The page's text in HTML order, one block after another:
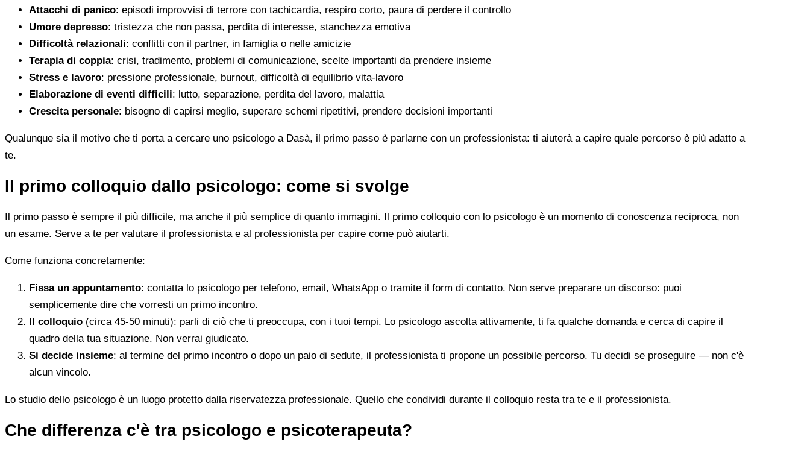
Attacchi di panico: episodi improvvisi di terrore con tachicardia, respiro corto, paura di perdere il controllo
Umore depresso: tristezza che non passa, perdita di interesse, stanchezza emotiva
Difficoltà relazionali: conflitti con il partner, in famiglia o nelle amicizie
Terapia di coppia: crisi, tradimento, problemi di comunicazione, scelte importanti da prendere insieme
Stress e lavoro: pressione professionale, burnout, difficoltà di equilibrio vita-lavoro
Elaborazione di eventi difficili: lutto, separazione, perdita del lavoro, malattia
Crescita personale: bisogno di capirsi meglio, superare schemi ripetitivi, prendere decisioni importanti
Qualunque sia il motivo che ti porta a cercare uno psicologo a Dasà, il primo passo è parlarne con un professionista: ti aiuterà a capire quale percorso è più adatto a
te.
Il primo colloquio dallo psicologo: come si svolge
Il primo passo è sempre il più difficile, ma anche il più semplice di quanto immagini. Il primo colloquio con lo psicologo è un momento di conoscenza reciproca, non
un esame. Serve a te per valutare il professionista e al professionista per capire come può aiutarti.
Come funziona concretamente:
Fissa un appuntamento: contatta lo psicologo per telefono, email, WhatsApp o tramite il form di contatto. Non serve preparare un discorso: puoi
semplicemente dire che vorresti un primo incontro.
Il colloquio (circa 45-50 minuti): parli di ciò che ti preoccupa, con i tuoi tempi. Lo psicologo ascolta attivamente, ti fa qualche domanda e cerca di capire il
quadro della tua situazione. Non verrai giudicato.
Si decide insieme: al termine del primo incontro o dopo un paio di sedute, il professionista ti propone un possibile percorso. Tu decidi se proseguire — non c'è
alcun vincolo.
Lo studio dello psicologo è un luogo protetto dalla riservatezza professionale. Quello che condividi durante il colloquio resta tra te e il professionista.
Che differenza c'è tra psicologo e psicoterapeuta?